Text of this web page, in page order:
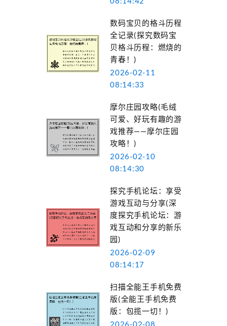
数码宝贝的格斗历程
全记录(探究数码宝
贝格斗历程：燃烧的
青春！)
2026-02-11
08:14:33
摩尔庄园攻略(毛绒
可爱、好玩有趣的游
戏推荐——摩尔庄园
攻略！)
2026-02-10
08:14:30
探究手机论坛：享受
游戏互动与分享(深
度探究手机论坛：游
戏互动和分享的新乐
园)
2026-02-09
08:14:17
扫描全能王手机免费
版(全能王手机免费
版：包揽一切！)
2026-02-08